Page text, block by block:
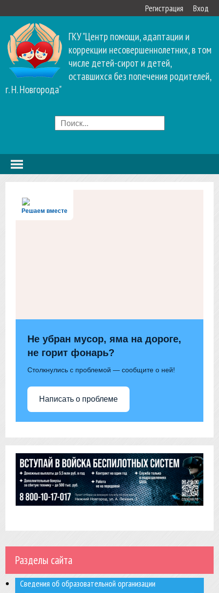
Вход
Регистрация
ГКУ "Центр помощи, адаптации и
коррекции несовершеннолетних, в том
числе детей-сирот и детей,
оставшихся без попечения родителей,
г. Н. Новгорода"
Решаем вместе
Не убран мусор, яма на дороге,
не горит фонарь?
Столкнулись с проблемой — сообщите о ней!
Написать о проблеме
Разделы сайта
Сведения об образовательной организации